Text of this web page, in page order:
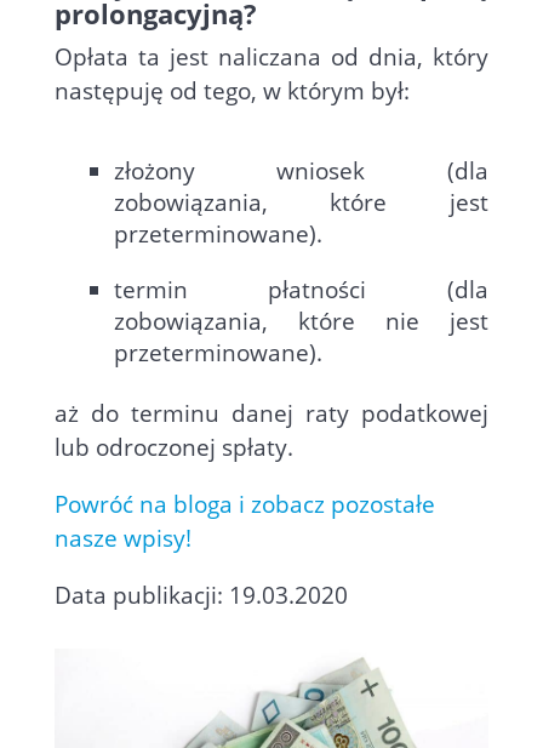
prolongacyjną?
Opłata ta jest naliczana od dnia, który
następuję od tego, w którym był:
złożony wniosek (dla
zobowiązania, które jest
przeterminowane).
termin płatności (dla
zobowiązania, które nie jest
przeterminowane).
aż do terminu danej raty podatkowej
lub odroczonej spłaty.
Powróć na bloga i zobacz pozostałe
nasze wpisy!
Data publikacji: 19.03.2020